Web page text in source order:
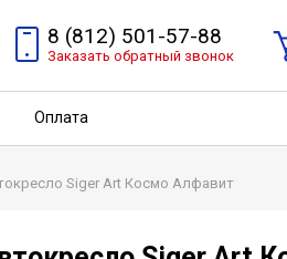
8 (812) 501-57-88
Заказать обратный звонок
Оплата
Siger Art Космо Алфавит